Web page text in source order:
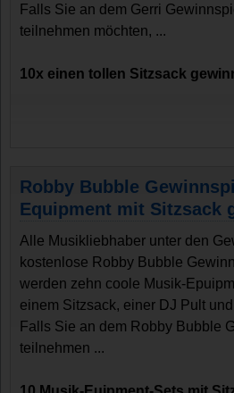
Falls Sie an dem Gerri
teilnehmen möchten, ...
10x einen tollen Sitzsack
Robby Bubble
Equipment mit Sitzsack
Alle Musikliebhaber unter den
kostenlose Robby Bubble
werden zehn coole Musik-
einem Sitzsack, einer DJ Pult
Falls Sie an dem Robby Bubble
teilnehmen ...